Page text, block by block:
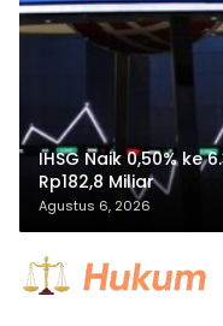
IHSG Naik 0,50% ke
Rp182,8 Miliar
Agustus 6, 2026